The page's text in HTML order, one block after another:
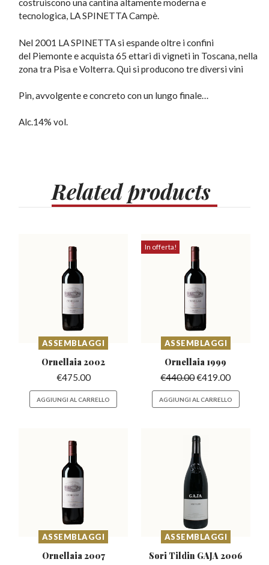
costruiscono una cantina altamente moderna e
tecnologica, LA SPINETTA Campè.
Nel 2001 LA SPINETTA si espande oltre i confini
del Piemonte e acquista 65 ettari di vigneti in Toscana, nella
zona tra Pisa e Volterra. Qui si producono tre diversi vini
Pin, avvolgente e concreto con un lungo finale…
Alc.14% vol.
Relatedproducts
ASSEMBLAGGI
Ornellaia 2002
€475.00
AGGIUNGI AL CARRELLO
In offerta!
ASSEMBLAGGI
Ornellaia 1999
€440.00€419.00
AGGIUNGI AL CARRELLO
ASSEMBLAGGI
Ornellaia 2007
ASSEMBLAGGI
Sori Tildin GAJA 2006